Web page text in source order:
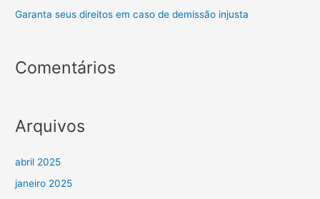
Garanta seus direitos em caso de demissão injusta
Comentários
Arquivos
abril 2025
janeiro 2025